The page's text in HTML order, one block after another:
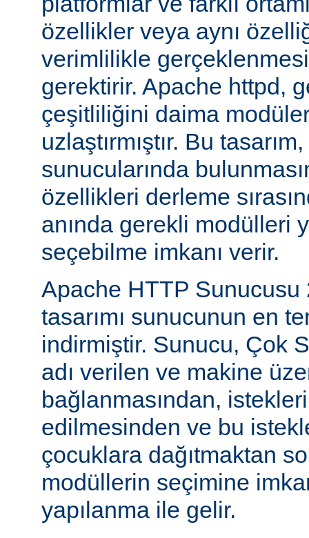
özellikler veya aynı
verimlilikle
gerektirir. Apache httpd,
çeşitliliğini daima
uzlaştırmıştır. Bu
sunucularında
özellikleri derleme
anında gerekli modülleri
seçebilme imkanı verir.
Apache HTTP Sunucusu
tasarımı sunucunun en
indirmiştir. Sunucu, Çok
adı verilen ve makine
bağlanmasından,
edilmesinden ve bu
çocuklara dağıtmaktan
modüllerin seçimine
yapılanma ile gelir.